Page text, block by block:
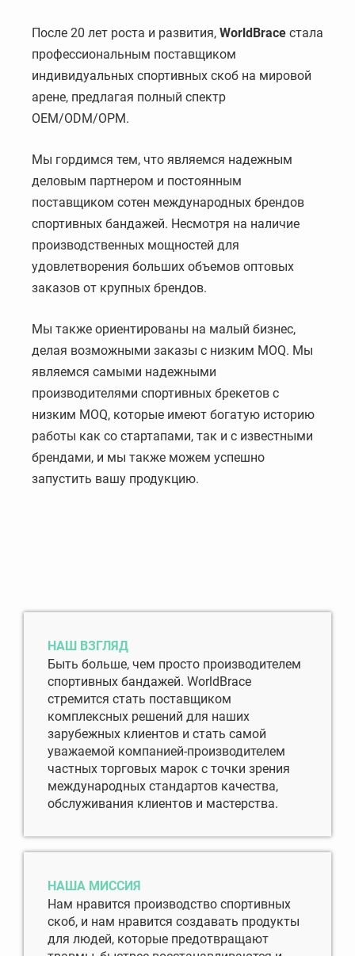
После 20 лет роста и развития, WorldBrace стала
профессиональным поставщиком
индивидуальных спортивных скоб на мировой
арене, предлагая полный спектр
OEM/ODM/OPM.
Мы гордимся тем, что являемся надежным
деловым партнером и постоянным
поставщиком сотен международных брендов
спортивных бандажей. Несмотря на наличие
производственных мощностей для
удовлетворения больших объемов оптовых
заказов от крупных брендов.
Мы также ориентированы на малый бизнес,
делая возможными заказы с низким MOQ. Мы
являемся самыми надежными
производителями спортивных брекетов с
низким MOQ, которые имеют богатую историю
работы как со стартапами, так и с известными
брендами, и мы также можем успешно
запустить вашу продукцию.
НАШ ВЗГЛЯД
Быть больше, чем просто производителем
спортивных бандажей. WorldBrace
стремится стать поставщиком
комплексных решений для наших
зарубежных клиентов и стать самой
уважаемой компанией-производителем
частных торговых марок с точки зрения
международных стандартов качества,
обслуживания клиентов и мастерства.
НАША МИССИЯ
Нам нравится производство спортивных
скоб, и нам нравится создавать продукты
для людей, которые предотвращают